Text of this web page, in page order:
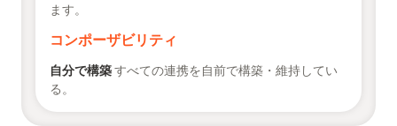
ます。
コンポーザビリティ
自分で構築すべての連携を自前で構築・維持してい
る。